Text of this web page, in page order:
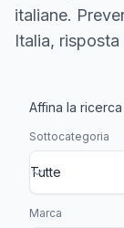
italiane.
Italia,
Affina la ricerca
Sottocategoria
Marca